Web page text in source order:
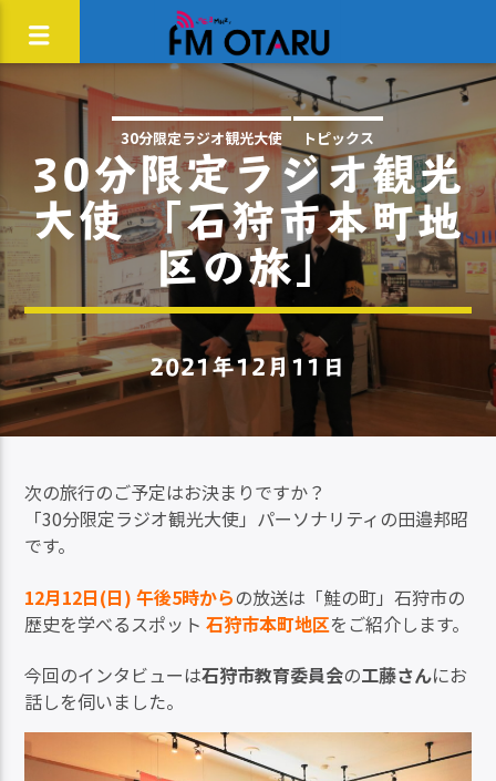
30分限定ラジオ観光大使 トピックス
30分限定ラジオ観光
大使 「石狩市本町地
区の旅」
2021年12月11日
次の旅行のご予定はお決まりですか？
「30分限定ラジオ観光大使」パーソナリティの田邉邦昭
です。
12月12日(日) 午後5時からの放送は「鮭の町」石狩市の
歴史を学べるスポット石狩市本町地区をご紹介します。
今回のインタビューは石狩市教育委員会の工藤さんにお
話しを伺いました。